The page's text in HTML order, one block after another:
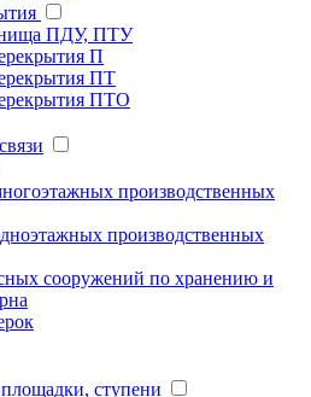
ПДУ, ПТУ
П
ПТ
ПТО
производственных
производственных
сооружений по хранению и
ступени